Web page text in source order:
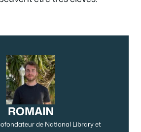
ROMAIN
de National Library et